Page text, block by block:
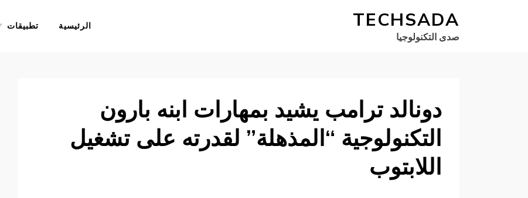
TECHSADA
صدى التكنولوجيا
الرئيسية تطبيقات
دونالد ترامب يشيد بمهارات ابنه بارون
التكنولوجية “المذهلة” لقدرته على تشغيل
اللابتوب